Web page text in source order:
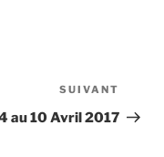
suivant
SUIVANT
au 10 Avril 2017